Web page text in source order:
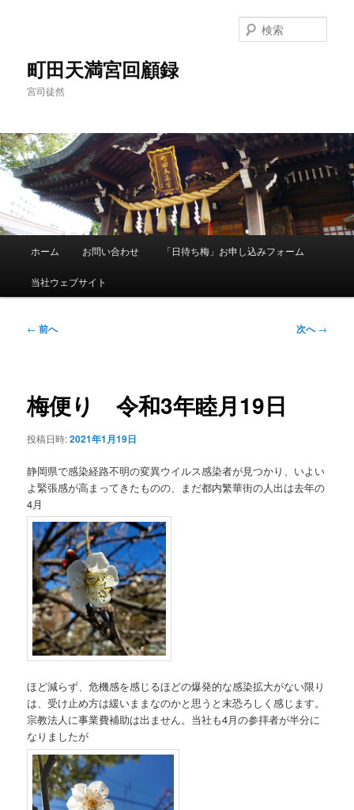
へ
移
動
町田天満宮回顧録
宮司徒然
索
メ
ホーム お問い合わせ 「日待ち梅」お申し込みフォーム
当社ウェブサイト
投
ゲ
ー
ョ
← 前へ 次へ→
梅便り 令和3年睦月19日
投稿日時:2021年1月19日
静岡県で感染経路不明の変異ウイルス感染者が見つかり、いよい
よ緊張感が高まってきたものの、まだ都内繁華街の人出は去年の
4月
ほど減らず、危機感を感じるほどの爆発的な感染拡大がない限り
は、受け止め方は緩いままなのかと思うと末恐ろしく感じます。
宗教法人に事業費補助は出ません。当社も4月の参拝者が半分に
なりましたが